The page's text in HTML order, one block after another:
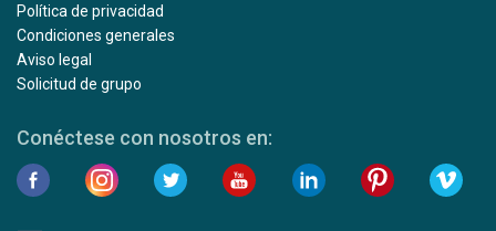
Política de privacidad
Condiciones generales
Aviso legal
Solicitud de grupo
Conéctese con nosotros en: